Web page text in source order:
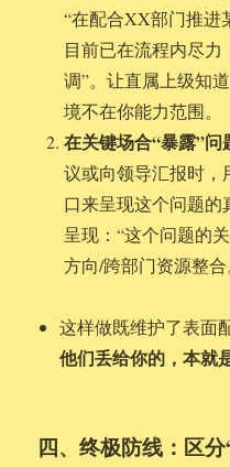
“在配合XX部门推进
目前已在流程内尽
调”。让直属上级知
境不在你能力范围。
在关键场合“暴露”
议或向领导汇报时
口来呈现这个问题的
呈现：“这个问题的
方向/跨部门资源整合
这样做既维护了表面
他们丢给你的，本就
四、终极防线：区